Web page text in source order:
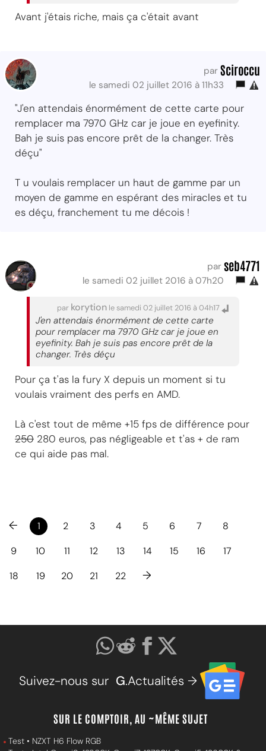
Avant j'étais riche, mais ça c'était avant
par Sciroccu
le samedi 02 juillet 2016 à 11h33
"J'en attendais énormément de cette carte pour
remplacer ma 7970 GHz car je joue en eyefinity.
Bah je suis pas encore prêt de la changer. Très
déçu"
T u voulais remplacer un haut de gamme par un
moyen de gamme en espérant des miracles et tu
es déçu, franchement tu me décois !
par seb4771
le samedi 02 juillet 2016 à 07h20
par korytion le samedi 02 juillet 2016 à 04h17
J'en attendais énormément de cette carte
pour remplacer ma 7970 GHz car je joue en
eyefinity. Bah je suis pas encore prêt de la
changer. Très déçu
Pour ça t'as la fury X depuis un moment si tu
voulais vraiment des perfs en AMD.
Là c'est tout de même +15 fps de différence pour
250 280 euros, pas négligeable et t'as + de ram
ce qui aide pas mal.
← 1 2 3 4 5 6 7
8
9
10 11 12 13 14 15 16
17
18
19 20 21 22 →
Suivez-nous sur G.Actualités →
SUR LE COMPTOIR, AU ~MÊME SUJET
Test • NZXT H6 Flow RGB